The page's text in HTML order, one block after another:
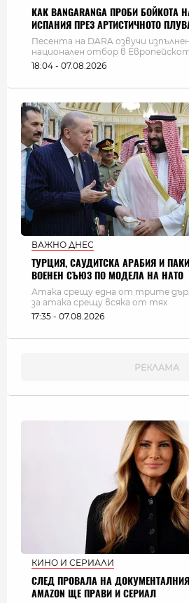
КАК BANGARANGA ПРОБИ БОЙКОТА
ИСПАНИЯ ПРЕЗ АРТИСТИЧНОТО
Песента на DARA озвучи
национален отбор в
18:04 - 07.08.2026
ВАЖНО ДНЕС
ТУРЦИЯ, САУДИТСКА АРАБИЯ И
ВОЕНЕН СЪЮЗ ПО МОДЕЛА НА НАТО
Атака срещу една от трите
за атака срещу всяка от тях
17:35 - 07.08.2026
КИНО И СЕРИАЛИ
СЛЕД ПРОВАЛА НА
AMAZON ЩЕ ПРАВИ И СЕРИАЛ